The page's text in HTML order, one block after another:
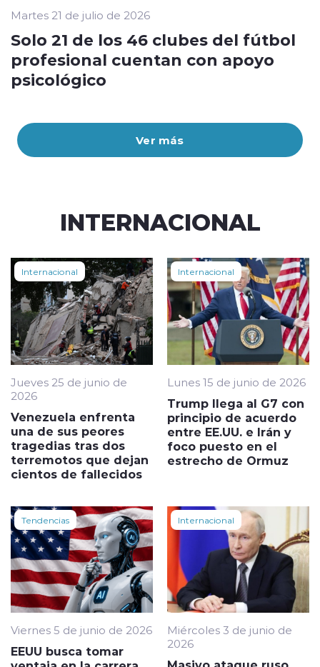
Ver más
Martes 21 de julio de 2026
Solo 21 de los 46 clubes del fútbol
profesional cuentan con apoyo
psicológico
INTERNACIONAL
Internacional
Jueves 25 de junio de
2026
Venezuela enfrenta
una de sus peores
tragedias tras dos
terremotos que dejan
cientos de fallecidos
Internacional
Lunes 15 de junio de 2026
Trump llega al G7 con
principio de acuerdo
entre EE.UU. e Irán y
foco puesto en el
estrecho de Ormuz
Tendencias
Viernes 5 de junio de 2026
EEUU busca tomar
Internacional
Miércoles 3 de junio de
2026